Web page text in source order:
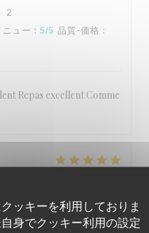
ッキーを利用しておりま
身でクッキー利用の設定
2
ニュー : 5/5 品質-価格 :
Repas excellent Comme